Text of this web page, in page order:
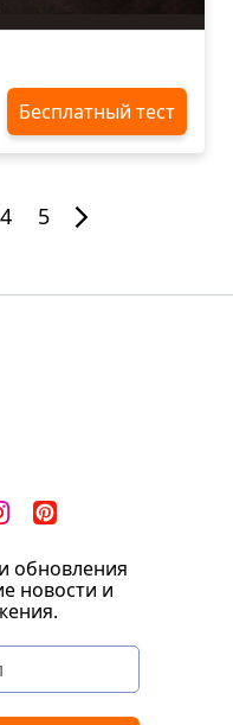
Бесплатный тест
4 5
обновления
новости и